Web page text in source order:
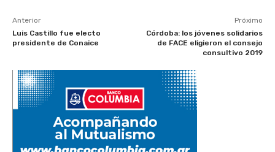
Anterior
Luis Castillo fue electo
presidente de Conaice
Próximo
Córdoba: los jóvenes solidarios
de FACE eligieron el consejo
consultivo 2019